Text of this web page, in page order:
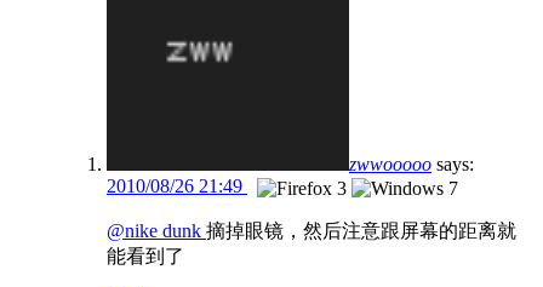
zwwooooo says:
2010/08/26 21:49
@nike dunk 摘掉眼镜，然后注意跟屏幕的距离就
能看到了